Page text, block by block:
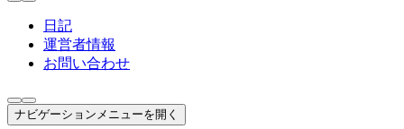
日記
運営者情報
お問い合わせ
ナビゲーションメニューを開く